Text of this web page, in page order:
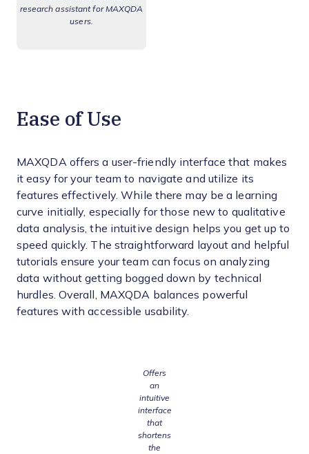
research assistant for MAXQDA
users.
Ease of Use
MAXQDA offers a user-friendly interface that makes
it easy for your team to navigate and utilize its
features effectively. While there may be a learning
curve initially, especially for those new to qualitative
data analysis, the intuitive design helps you get up to
speed quickly. The straightforward layout and helpful
tutorials ensure your team can focus on analyzing
data without getting bogged down by technical
hurdles. Overall, MAXQDA balances powerful
features with accessible usability.
Offers
an
intuitive
interface
that
shortens
the